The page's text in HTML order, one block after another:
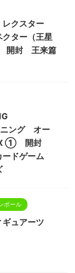
クスター
ター（王星
封 王来篇
ニング オー
① 開封
ードゲーム
ボール
ギュアーツ